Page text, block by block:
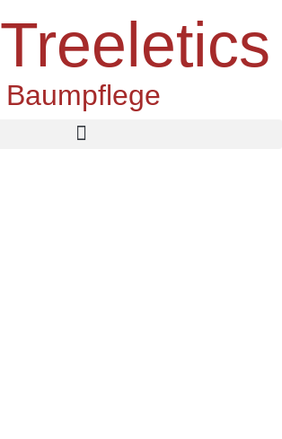
Treeletics
Baumpflege